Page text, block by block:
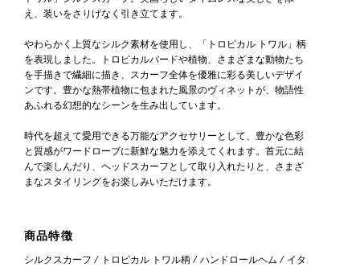
え、装いをさりげなく引き立てます。
やわらかく上質なシルク素材を使用し、「トロピカル トワル」柄
を表現しました。トロピカルバードや植物、さまざまな動物たち
を手描きで繊細に描き、スカーフ全体を優雅に彩る美しいデザイ
ンです。豊かな熱帯植物に包まれた風景のヴィネットが、物語性
あふれる幻想的なシーンを生み出しています。
時代を超えて愛用できる万能なアクセサリーとして、豊かな色彩
と質感がワードローブに新鮮な魅力を添えてくれます。首元に結
んで楽しんだり、ヘッドスカーフとして取り入れたりと、さまざ
まなスタイリングをお楽しみいただけます。
商品特徴
シルクスカーフ / トロピカル トワル柄 / ハンドロールヘム / イタ